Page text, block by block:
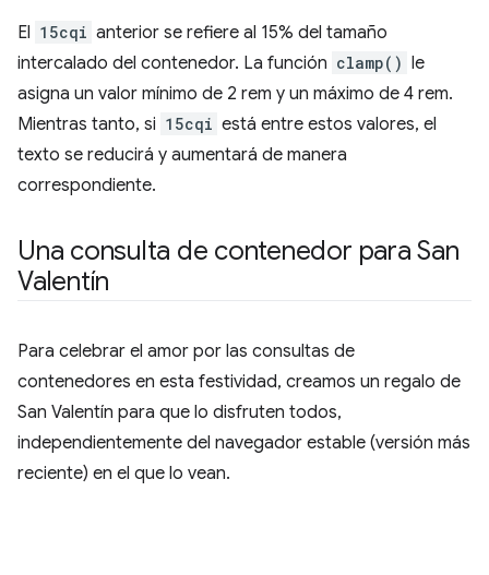
El 15cqi anterior se refiere al 15% del tamaño
intercalado del contenedor. La función clamp() le
asigna un valor mínimo de 2 rem y un máximo de 4 rem.
Mientras tanto, si 15cqi está entre estos valores, el
texto se reducirá y aumentará de manera
correspondiente.
Una consulta de contenedor para San
Valentín
Para celebrar el amor por las consultas de
contenedores en esta festividad, creamos un regalo de
San Valentín para que lo disfruten todos,
independientemente del navegador estable (versión más
reciente) en el que lo vean.